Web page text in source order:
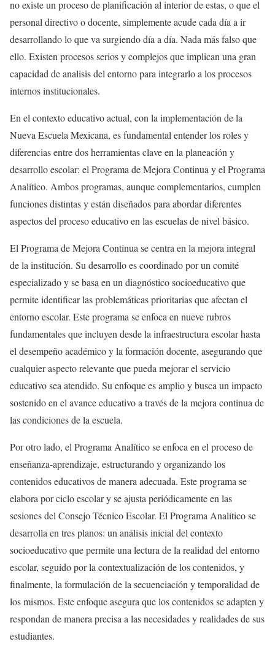
no existe un proceso de planificación al interior de estas, o que el
personal directivo o docente, simplemente acude cada día a ir
desarrollando lo que va surgiendo día a día. Nada más falso que
ello. Existen procesos serios y complejos que implican una gran
capacidad de analisis del entorno para integrarlo a los procesos
internos institucionales.
En el contexto educativo actual, con la implementación de la
Nueva Escuela Mexicana, es fundamental entender los roles y
diferencias entre dos herramientas clave en la planeación y
desarrollo escolar: el Programa de Mejora Continua y el Programa
Analítico. Ambos programas, aunque complementarios, cumplen
funciones distintas y están diseñados para abordar diferentes
aspectos del proceso educativo en las escuelas de nivel básico.
El Programa de Mejora Continua se centra en la mejora integral
de la institución. Su desarrollo es coordinado por un comité
especializado y se basa en un diagnóstico socioeducativo que
permite identificar las problemáticas prioritarias que afectan el
entorno escolar. Este programa se enfoca en nueve rubros
fundamentales que incluyen desde la infraestructura escolar hasta
el desempeño académico y la formación docente, asegurando que
cualquier aspecto relevante que pueda mejorar el servicio
educativo sea atendido. Su enfoque es amplio y busca un impacto
sostenido en el avance educativo a través de la mejora continua de
las condiciones de la escuela.
Por otro lado, el Programa Analítico se enfoca en el proceso de
enseñanza-aprendizaje, estructurando y organizando los
contenidos educativos de manera adecuada. Este programa se
elabora por ciclo escolar y se ajusta periódicamente en las
sesiones del Consejo Técnico Escolar. El Programa Analítico se
desarrolla en tres planos: un análisis inicial del contexto
socioeducativo que permite una lectura de la realidad del entorno
escolar, seguido por la contextualización de los contenidos, y
finalmente, la formulación de la secuenciación y temporalidad de
los mismos. Este enfoque asegura que los contenidos se adapten y
respondan de manera precisa a las necesidades y realidades de sus
estudiantes.